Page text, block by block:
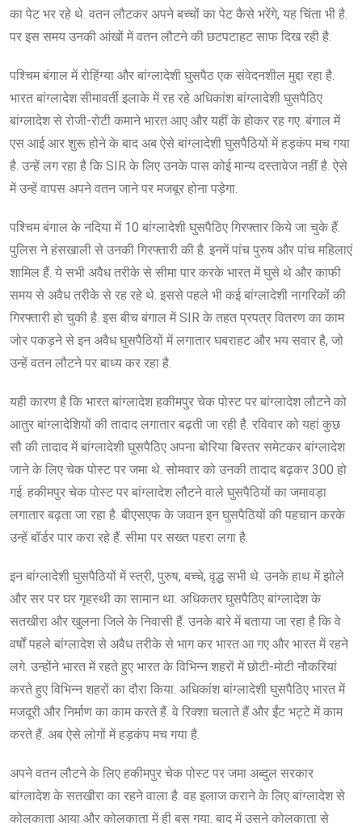
का पेट भर रहे थे. वतन लौटकर अपने बच्चों का पेट कैसे भरेंगे, यह चिंता भी है.
पर इस समय उनकी आंखों में वतन लौटने की छटपटाहट साफ दिख रही है.
पश्चिम बंगाल में रोहिंग्या और बांग्लादेशी घुसपैठ एक संवेदनशील मुद्दा रहा है.
भारत बांग्लादेश सीमावर्ती इलाके में रह रहे अधिकांश बांग्लादेशी घुसपैठिए
बांग्लादेश से रोजी-रोटी कमाने भारत आए और यहीं के होकर रह गए. बंगाल में
एस आई आर शुरू होने के बाद अब ऐसे बांग्लादेशी घुसपैठियों में हड़कंप मच गया
है. उन्हें लग रहा है कि SIR के लिए उनके पास कोई मान्य दस्तावेज नहीं है. ऐसे
में उन्हें वापस अपने वतन जाने पर मजबूर होना पड़ेगा.
पश्चिम बंगाल के नदिया में 10 बांग्लादेशी घुसपैठिए गिरफ्तार किये जा चुके हैं.
पुलिस ने हंसखाली से उनकी गिरफ्तारी की है. इनमें पांच पुरुष और पांच महिलाएं
शामिल हैं. ये सभी अवैध तरीके से सीमा पार करके भारत में घुसे थे और काफी
समय से अवैध तरीके से रह रहे थे. इससे पहले भी कई बांग्लादेशी नागरिकों की
गिरफ्तारी हो चुकी है. इस बीच बंगाल में SIR के तहत प्रपत्र वितरण का काम
जोर पकड़ने से इन अवैध घुसपैठियों में लगातार घबराहट और भय सवार है, जो
उन्हें वतन लौटने पर बाध्य कर रहा है.
यही कारण है कि भारत बांग्लादेश हकीमपुर चेक पोस्ट पर बांग्लादेश लौटने को
आतुर बांग्लादेशियों की तादाद लगातार बढ़ती जा रही है. रविवार को यहां कुछ
सौ की तादाद में बांग्लादेशी घुसपैठिए अपना बोरिया बिस्तर समेटकर बांग्लादेश
जाने के लिए चेक पोस्ट पर जमा थे. सोमवार को उनकी तादाद बढ़कर 300 हो
गई. हकीमपुर चेक पोस्ट पर बांग्लादेश लौटने वाले घुसपैठियों का जमावड़ा
लगातार बढ़ता जा रहा है. बीएसएफ के जवान इन घुसपैठियों की पहचान करके
उन्हें बॉर्डर पार करा रहे हैं. सीमा पर सख्त पहरा लगा है.
इन बांग्लादेशी घुसपैठियों में स्त्री, पुरुष, बच्चे, वृद्ध सभी थे. उनके हाथ में झोले
और सर पर घर गृहस्थी का सामान था. अधिकतर घुसपैठिए बांग्लादेश के
सतखीरा और खुलना जिले के निवासी हैं. उनके बारे में बताया जा रहा है कि वे
वर्षों पहले बांग्लादेश से अवैध तरीके से भाग कर भारत आ गए और भारत में रहने
लगे. उन्होंने भारत में रहते हुए भारत के विभिन्न शहरों में छोटी-मोटी नौकरियां
करते हुए विभिन्न शहरों का दौरा किया. अधिकांश बांग्लादेशी घुसपैठिए भारत में
मजदूरी और निर्माण का काम करते हैं. वे रिक्शा चलाते हैं और ईंट भट्टे में काम
करते हैं. अब ऐसे लोगों में हड़कंप मच गया है.
अपने वतन लौटने के लिए हकीमपुर चेक पोस्ट पर जमा अब्दुल सरकार
बांग्लादेश के सतखीरा का रहने वाला है. वह इलाज कराने के लिए बांग्लादेश से
कोलकाता आया और कोलकाता में ही बस गया. बाद में उसने कोलकाता से